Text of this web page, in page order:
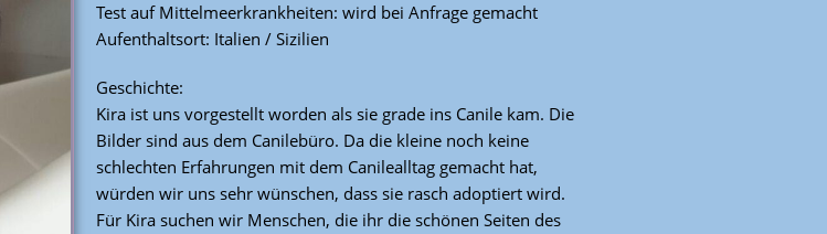
Test auf Mittelmeerkrankheiten: wird bei Anfrage gemacht
Aufenthaltsort: Italien / Sizilien
Geschichte:
Kira ist uns vorgestellt worden als sie grade ins Canile kam. Die
Bilder sind aus dem Canilebüro. Da die kleine noch keine
schlechten Erfahrungen mit dem Canilealltag gemacht hat,
würden wir uns sehr wünschen, dass sie rasch adoptiert wird.
Für Kira suchen wir Menschen, die ihr die schönen Seiten des